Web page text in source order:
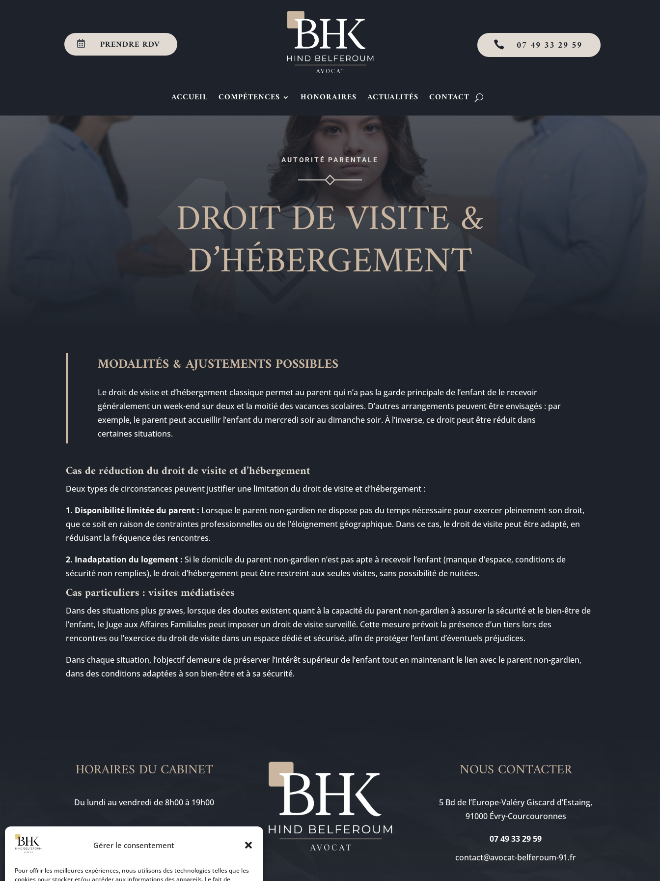
Gérer le consentement
Pour offrir les meilleures expériences, nous utilisons des technologies telles que les
cookies pour stocker et/ou accéder aux informations des appareils. Le fait de
 PRENDRE RDV  07 49 33 29 59
ACCUEIL COMPÉTENCES HONORAIRES ACTUALITÉS CONTACT
AUTORITÉ PARENTALE
DROIT DE VISITE &
D’HÉBERGEMENT
MODALITÉS & AJUSTEMENTS POSSIBLES
Le droit de visite et d’hébergement classique permet au parent qui n’a pas la garde principale de l’enfant de le recevoir
généralement un week-end sur deux et la moitié des vacances scolaires. D’autres arrangements peuvent être envisagés : par
exemple, le parent peut accueillir l’enfant du mercredi soir au dimanche soir. À l’inverse, ce droit peut être réduit dans
certaines situations.
Cas de réduction du droit de visite et d’hébergement
Deux types de circonstances peuvent justifier une limitation du droit de visite et d’hébergement :
1. Disponibilité limitée du parent : Lorsque le parent non-gardien ne dispose pas du temps nécessaire pour exercer pleinement son droit,
que ce soit en raison de contraintes professionnelles ou de l’éloignement géographique. Dans ce cas, le droit de visite peut être adapté, en
réduisant la fréquence des rencontres.
2. Inadaptation du logement : Si le domicile du parent non-gardien n’est pas apte à recevoir l’enfant (manque d’espace, conditions de
sécurité non remplies), le droit d’hébergement peut être restreint aux seules visites, sans possibilité de nuitées.
Cas particuliers : visites médiatisées
Dans des situations plus graves, lorsque des doutes existent quant à la capacité du parent non-gardien à assurer la sécurité et le bien-être de
l’enfant, le Juge aux Affaires Familiales peut imposer un droit de visite surveillé. Cette mesure prévoit la présence d’un tiers lors des
rencontres ou l’exercice du droit de visite dans un espace dédié et sécurisé, afin de protéger l’enfant d’éventuels préjudices.
Dans chaque situation, l’objectif demeure de préserver l’intérêt supérieur de l’enfant tout en maintenant le lien avec le parent non-gardien,
dans des conditions adaptées à son bien-être et à sa sécurité.
HORAIRES DU CABINET
Du lundi au vendredi de 8h00 à 19h00
NOUS CONTACTER
5 Bd de l’Europe-Valéry Giscard d’Estaing,
91000 Évry-Courcouronnes
07 49 33 29 59
contact@avocat-belferoum-91.fr